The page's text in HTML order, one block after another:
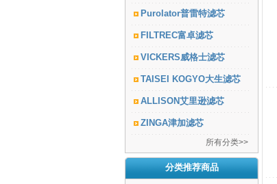
Purolator普雷特滤芯
FILTREC富卓滤芯
VICKERS威格士滤芯
TAISEI KOGYO大生滤芯
ALLISON艾里逊滤芯
ZINGA津加滤芯
所有分类>>
分类推荐商品